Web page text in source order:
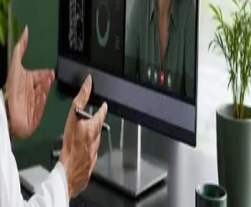
para ejercer en Spain,
en línea seguras.